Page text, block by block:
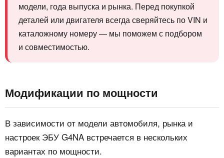
модели, года выпуска и рынка. Перед покупкой
деталей или двигателя всегда сверяйтесь по VIN и
каталожному номеру — мы поможем с подбором
и совместимостью.
Модификации по мощности
В зависимости от модели автомобиля, рынка и
настроек ЭБУ G4NA встречается в нескольких
вариантах по мощности.